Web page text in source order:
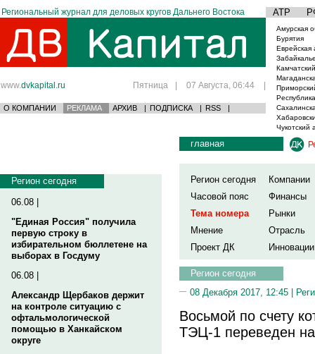
Региональный журнал для деловых кругов Дальнего Востока АТР
www.dvkapital.ru Пятница | 07 Августа, 06:44 |
О КОМПАНИИ РЕКЛАМА АРХИВ | ПОДПИСКА | RSS |
Амурская
Бурятия
Еврейская
Чукотский
Регион сегодня
06.08 |
"Единая Россия" получила
первую строку в
избирательном бюллетене на
выборах в Госдуму
06.08 |
Александр Щербаков держит
на контроле ситуацию с
офтальмологической
помощью в Ханкайском
округе
главная
Регион сегодня
Компании
Часовой пояс
Финансы
Тема номера
Рынки
Мнение
Отрасль
Проект ДК
Инновации
Регион сегодня
08 Декабря 2017, 12:45 |
Восьмой по счету
ТЭЦ-1 переведен на